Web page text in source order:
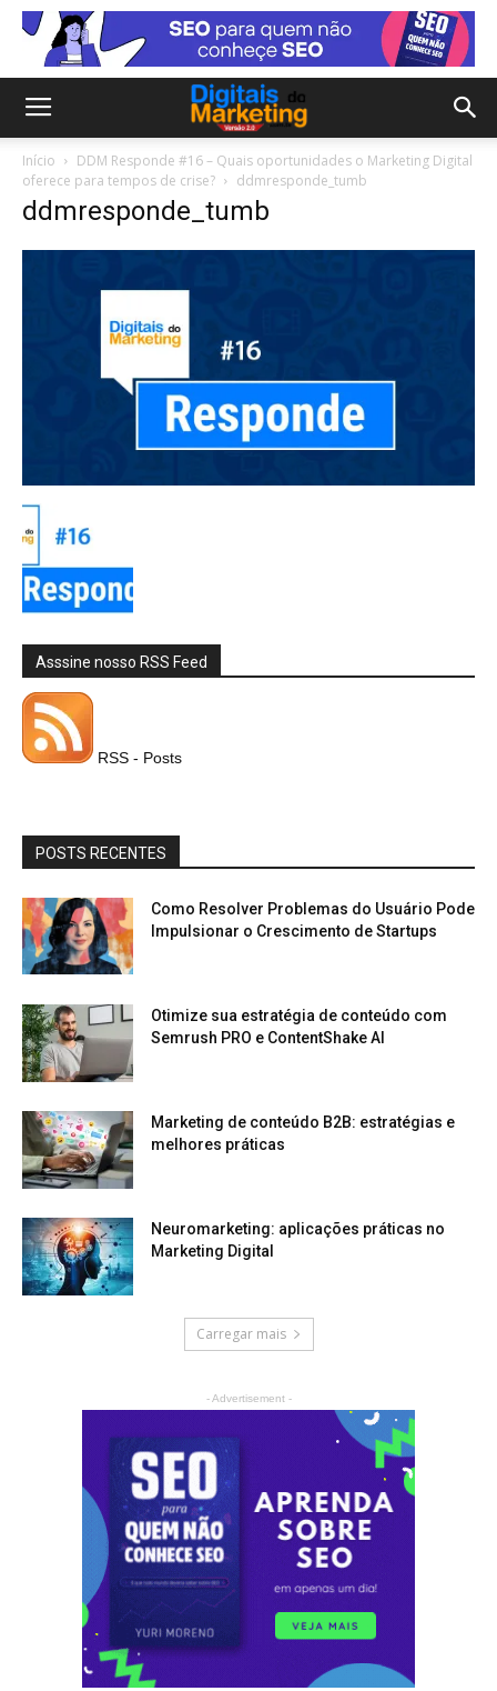
Início
DDM Responde #16 – Quais oportunidades o Marketing Digital
oferece para tempos de crise?
ddmresponde_tumb
ddmresponde_tumb
Asssine nosso RSS Feed
RSS - Posts
POSTS RECENTES
Como Resolver Problemas do Usuário Pode
Impulsionar o Crescimento de Startups
Otimize sua estratégia de conteúdo com
Semrush PRO e ContentShake AI
Marketing de conteúdo B2B: estratégias e
melhores práticas
Neuromarketing: aplicações práticas no
Marketing Digital
Carregar mais
- Advertisement -